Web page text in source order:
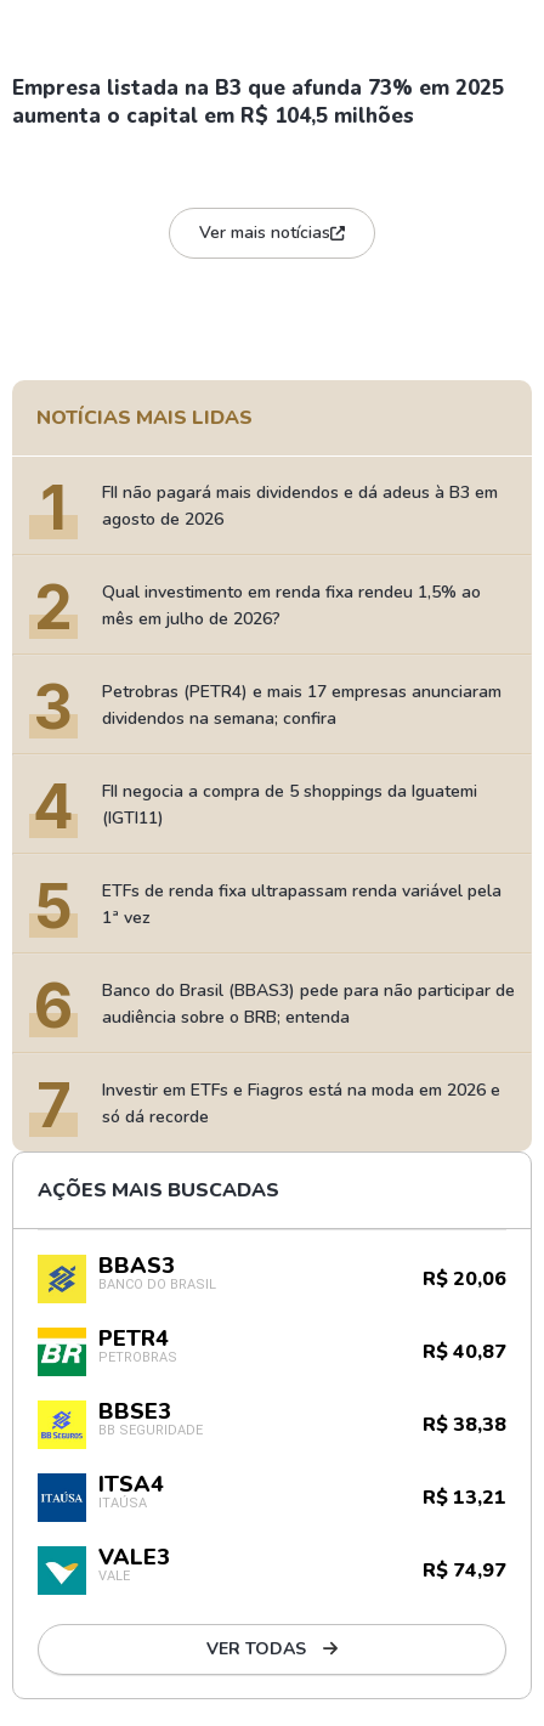
Empresa listada na B3 que afunda 73% em 2025
aumenta o capital em R$ 104,5 milhões
Ver mais notícias
NOTÍCIAS MAIS LIDAS
1
FII não pagará mais dividendos e dá adeus à B3 em
agosto de 2026
2
Qual investimento em renda fixa rendeu 1,5% ao
mês em julho de 2026?
3
Petrobras (PETR4) e mais 17 empresas anunciaram
dividendos na semana; confira
4
FII negocia a compra de 5 shoppings da Iguatemi
(IGTI11)
5
ETFs de renda fixa ultrapassam renda variável pela
1ª vez
6
Banco do Brasil (BBAS3) pede para não participar de
audiência sobre o BRB; entenda
7
Investir em ETFs e Fiagros está na moda em 2026 e
só dá recorde
AÇÕES MAIS BUSCADAS
BBAS3
BANCO DO BRASIL R$ 20,06
PETR4
PETROBRAS R$ 40,87
BBSE3
BB SEGURIDADE R$ 38,38
ITSA4
ITAÚSA R$ 13,21
VALE3
VALE R$ 74,97
VER TODAS